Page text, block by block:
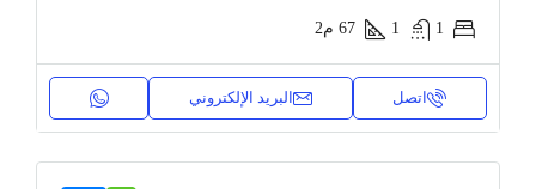
1
1
67 م2
اتصل البريد الإلكتروني